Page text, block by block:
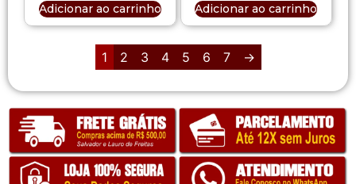
Adicionar ao carrinho Adicionar ao carrinho
1 2 3 4 5 6 7 →